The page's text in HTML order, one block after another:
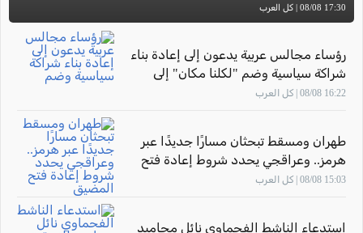
17:30 08/08 | كل العرب
رؤساء مجالس عربية يدعون إلى إعادة بناء
شراكة سياسية وضم "لكلنا مكان" إلى
المشتركة
16:22 08/08 | كل العرب
طهران ومسقط تبحثان مسارًا جديدًا عبر
هرمز.. وعراقجي يحدد شروط إعادة فتح
المضيق
15:03 08/08 | كل العرب
استدعاء الناشط الفحماوي نائل محاميد